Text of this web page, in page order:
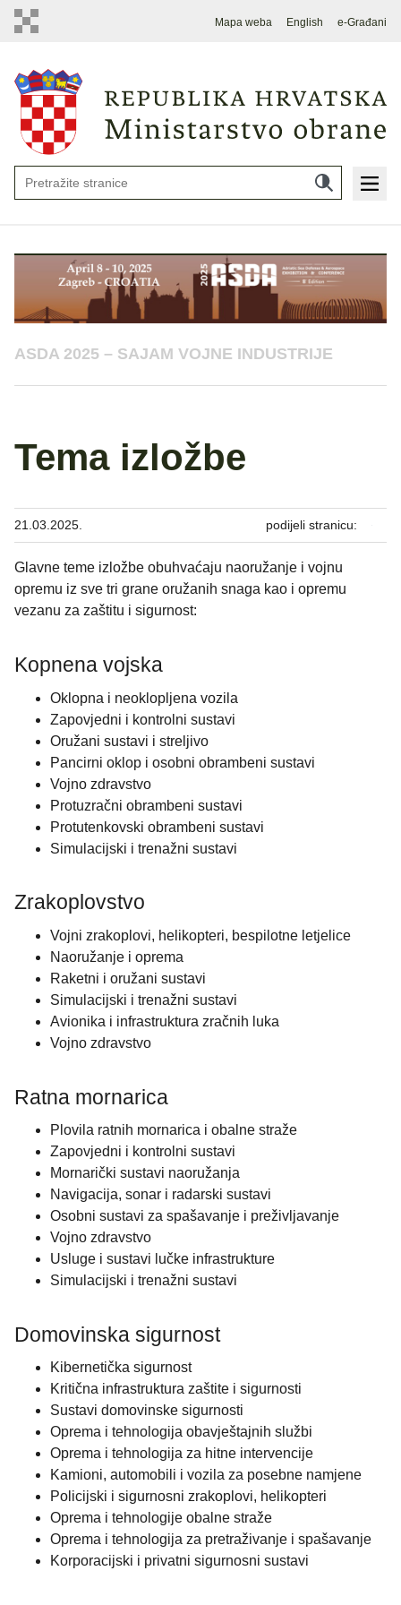
Mapa weba English e-Građani
ASDA 2025 – SAJAM VOJNE INDUSTRIJE
Tema izložbe
21.03.2025. podijeli stranicu:
Glavne teme izložbe obuhvaćaju naoružanje i vojnu
opremu iz sve tri grane oružanih snaga kao i opremu
vezanu za zaštitu i sigurnost:
Kopnena vojska
Oklopna i neoklopljena vozila
Zapovjedni i kontrolni sustavi
Oružani sustavi i streljivo
Pancirni oklop i osobni obrambeni sustavi
Vojno zdravstvo
Protuzračni obrambeni sustavi
Protutenkovski obrambeni sustavi
Simulacijski i trenažni sustavi
Zrakoplovstvo
Vojni zrakoplovi, helikopteri, bespilotne letjelice
Naoružanje i oprema
Raketni i oružani sustavi
Simulacijski i trenažni sustavi
Avionika i infrastruktura zračnih luka
Vojno zdravstvo
Ratna mornarica
Plovila ratnih mornarica i obalne straže
Zapovjedni i kontrolni sustavi
Mornarički sustavi naoružanja
Navigacija, sonar i radarski sustavi
Osobni sustavi za spašavanje i preživljavanje
Vojno zdravstvo
Usluge i sustavi lučke infrastrukture
Simulacijski i trenažni sustavi
Domovinska sigurnost
Kibernetička sigurnost
Kritična infrastruktura zaštite i sigurnosti
Sustavi domovinske sigurnosti
Oprema i tehnologija obavještajnih službi
Oprema i tehnologija za hitne intervencije
Kamioni, automobili i vozila za posebne namjene
Policijski i sigurnosni zrakoplovi, helikopteri
Oprema i tehnologije obalne straže
Oprema i tehnologija za pretraživanje i spašavanje
Korporacijski i privatni sigurnosni sustavi